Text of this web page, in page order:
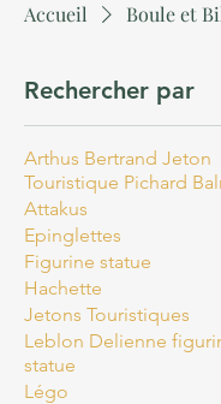
Accueil Boule et
Rechercher par
Arthus Bertrand Jeton
Touristique Pichard
Attakus
Epinglettes
Figurine statue
Hachette
Jetons Touristiques
Leblon Delienne
statue
Légo